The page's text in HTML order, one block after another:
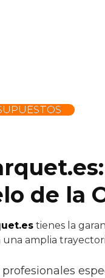
de la
tienes la
una amplia